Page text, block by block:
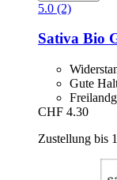
5.0 (2)
Sativa Bio
Gute
CHF 4.30
Zustellung bis